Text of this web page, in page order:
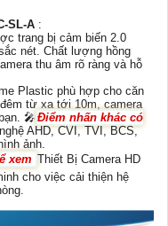
SL-A :
trang bị cảm biến 2.0
nét. Chất lượng hồng
thu âm rõ ràng và hỗ
Plastic phù hợp cho căn
từ xa tới 10m, camera
🎤 Điểm nhấn khác có
AHD, CVI, TVI, BCS,
ảnh.
xem Thiết Bị Camera HD
cho việc cải thiện hệ